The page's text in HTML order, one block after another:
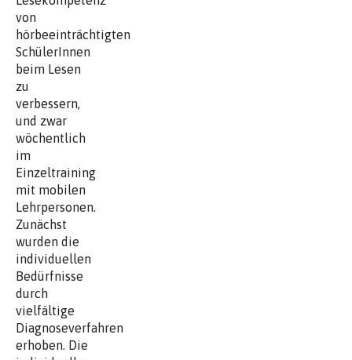
von
hörbeeinträchtigten
SchülerInnen
beim Lesen
zu
verbessern,
und zwar
wöchentlich
im
Einzeltraining
mit mobilen
Lehrpersonen.
Zunächst
wurden die
individuellen
Bedürfnisse
durch
vielfältige
Diagnoseverfahren
erhoben. Die